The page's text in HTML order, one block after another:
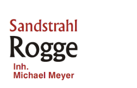
ANSTRICH ENTFERNEN